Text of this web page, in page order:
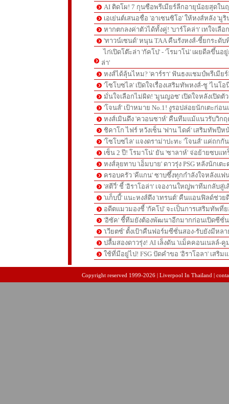
AI ติดโผ! 7 กุนซือพรีเมียร์ลีกอายุน้อยสุดใน
เอเย่นต์เสนอชื่อ 'อาเซนซิโอ' ให้หงส์หลัง 'มู
หากตกลงค่าตัวได้ทั้งคู่! 'บาร์โคล่า' เทใจเลือ
'ทาวน์เซนด์' หนุน TAA คืนรังหงส์-ชี้ยกระดั
ไก่เปิดโต๊ะล่า 'กัคโป' - 'โรมาโน่' เผยดีลขึ้นอ
ล่า'
หงส์ได้ลุ้นไหม? 'คาร์รา' ฟันธงแชมป์พรีเมีย
'โซโบซไล' เปิดใจเรื่องเสริมทัพหงส์-ชู 'ไนโ
มั่นใจเลือกไม่ผิด! 'มูนญอซ' เปิดใจหลังเปิดตั
'โจนส์' เป้าหมาย No.1! งูรอปล่อยนักเตะก่อ
หงส์เมินดึง 'ควอนซาห์' คืนทีมแม้แนวรับวิก
ชิคาโก ไฟร์ หวังเซ็น 'ฟาน ไดค์' เสริมทัพปีห
'โซโบซไล' แจงดราม่าปะทะ 'โจนส์' แค่ถกกั
เซ็น 2 ปี! โรมาโน่' ยัน 'ซาลาห์' จ่อย้ายซบแ
หงส์ลุยทาบ 'เอ็มบาย' ดาวรุ่ง PSG หลังนักเต
ครอบครัว 'คีแกน' ซาบซึ้งทุกกำลังใจหลังแฟ
'สตีวี่' ชี้ 'อิราโอล่า' เจองานใหญ่พาทีมกลับสู่
'แก็บบี้' แนะหงส์ดึง 'เทรนต์' คืนแอนฟิลด์ช่วย
อดีตแมวมองชี้ 'กัคโป' จะเป็นการเสริมทัพที่
'อิซัค' ชี้ทีมยังต้องพัฒนาอีกมากก่อนเปิดซีซั่
'เวียตซ์' ตั้งเป้าคืนฟอร์มซีซั่นสอง-รับยังมีหล
ปลื้มสองดาวรุ่ง! AI เล็งดัน 'แม็คคอนเนลล์-
ใช้ที่มีอยู่ไป! FSG ปัดคำขอ 'อิราโอลา' เสริม
Copyright reserved 1999-2026 | Liverpool In Thailand |